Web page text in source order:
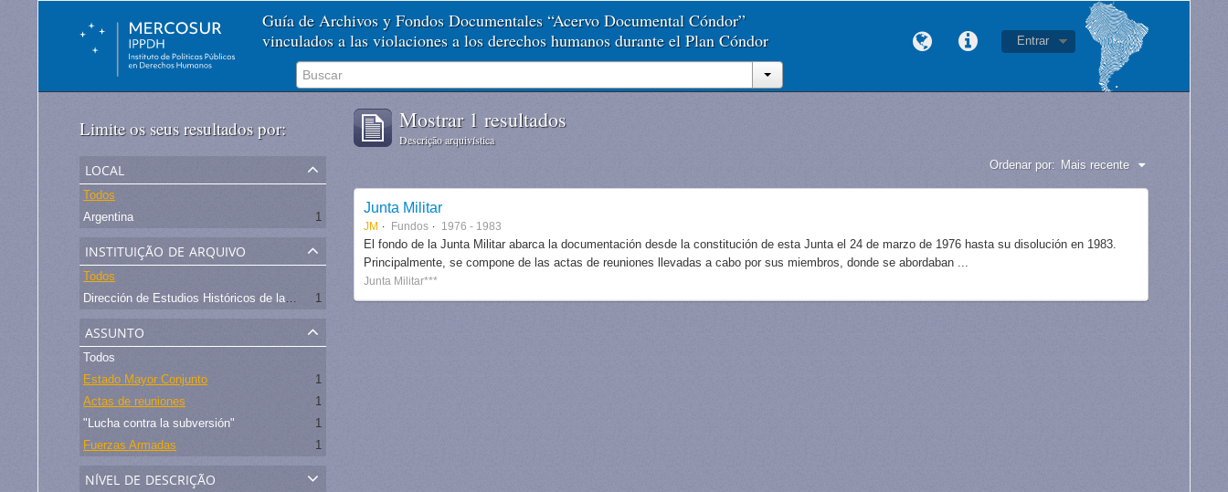
Guía de Archivos y Fondos Documentales “Acervo Documental Cóndor”
vinculados a las violaciones a los derechos humanos durante el Plan Cóndor
Entrar
Limite os seus resultados por:
local
Todos
Argentina
1
instituição de arquivo
Todos
Dirección de Estudios Históricos de la Fuerza Aérea
1
assunto
Todos
Estado Mayor Conjunto
1
Actas de reuniones
1
"Lucha contra la subversión"
1
Fuerzas Armadas
1
nível de descrição
Mostrar 1 resultados
Descrição arquivística
Ordenar por: Mais recente
Junta Militar
JM Fundos 1976 - 1983
El fondo de la Junta Militar abarca la documentación desde la constitución de esta Junta el 24 de marzo de 1976 hasta su disolución en 1983.
Principalmente, se compone de las actas de reuniones llevadas a cabo por sus miembros, donde se abordaban ...
Junta Militar***